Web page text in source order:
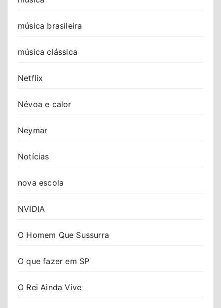
música brasileira
música clássica
Netflix
Névoa e calor
Neymar
Notícias
nova escola
NVIDIA
O Homem Que Sussurra
O que fazer em SP
O Rei Ainda Vive